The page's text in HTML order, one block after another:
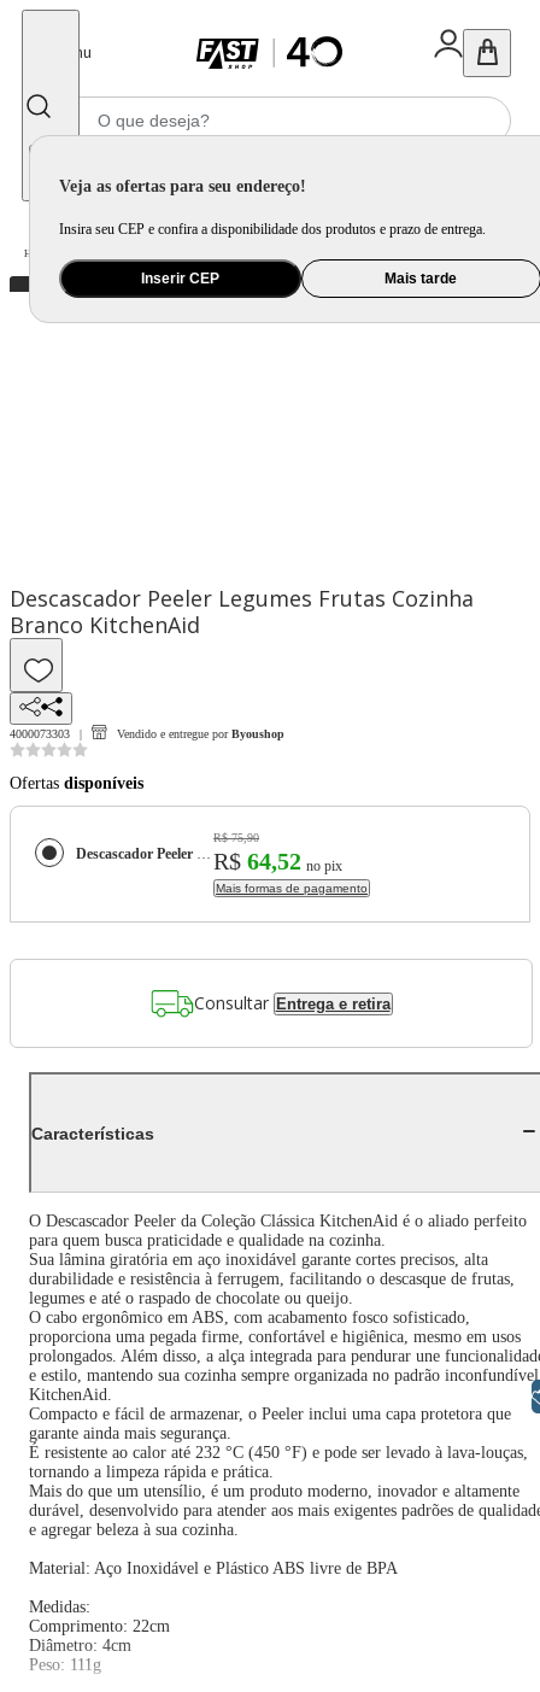
Menu
Veja as ofertas para seu endereço!
Insira seu CEP e confira a disponibilidade dos produtos e prazo de entrega.
Inserir CEP Mais tarde
Home
Descascador Peeler Legumes Frutas Cozinha
Branco KitchenAid
4000073303 Vendido e entregue por Byoushop
Ofertas disponíveis
Descascador Peeler Legumes Frutas Cozinha Branco KitchenAid
R$ 75,90
R$ 64,52 no pix
Mais formas de pagamento
Consultar Entrega e retira
Características
O Descascador Peeler da Coleção Clássica KitchenAid é o aliado perfeito
para quem busca praticidade e qualidade na cozinha.
Sua lâmina giratória em aço inoxidável garante cortes precisos, alta
durabilidade e resistência à ferrugem, facilitando o descasque de frutas,
legumes e até o raspado de chocolate ou queijo.
O cabo ergonômico em ABS, com acabamento fosco sofisticado,
proporciona uma pegada firme, confortável e higiênica, mesmo em usos
prolongados. Além disso, a alça integrada para pendurar une
e estilo, mantendo sua cozinha sempre organizada no padrão inconfundível
KitchenAid.
Compacto e fácil de armazenar, o Peeler inclui uma capa protetora que
garante ainda mais segurança.
É resistente ao calor até 232 °C (450 °F) e pode ser levado à lava-louças,
tornando a limpeza rápida e prática.
Mais do que um utensílio, é um produto moderno, inovador e altamente
durável, desenvolvido para atender aos mais exigentes padrões de
e agregar beleza à sua cozinha.
Material: Aço Inoxidável e Plástico ABS livre de BPA
Medidas:
Comprimento: 22cm
Diâmetro: 4cm
Peso: 111g